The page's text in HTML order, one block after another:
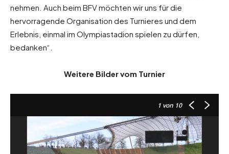
nehmen. Auch beim BFV möchten wir uns für die
hervorragende Organisation des Turnieres und dem
Erlebnis, einmal im Olympiastadion spielen zu dürfen,
bedanken“.
Weitere Bilder vom Turnier
1 von 10